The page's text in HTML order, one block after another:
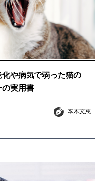
化や病気で弱った猫の
の実用書
本木文恵
本木文恵